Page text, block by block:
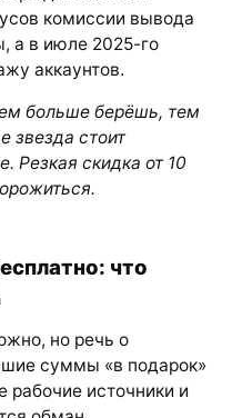
комиссии вывода
а в июле 2025-го
аккаунтов.
больше берёшь, тем
звезда стоит
Резкая скидка от 10
что
но речь о
суммы «в подарок»
рабочие источники и